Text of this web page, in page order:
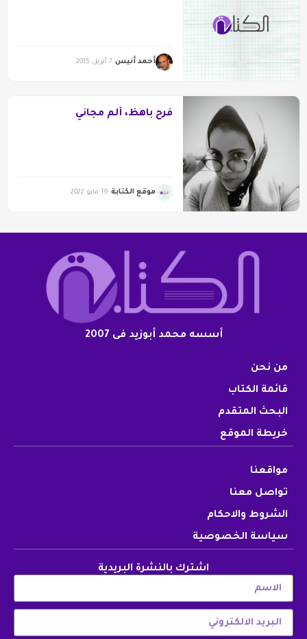
أحمد أنيس 7 أبريل 2015
فرح باهظ، ألم مجاني
موقع الكتابة 19 مايو 2022
أسسه محمد أبوزيد فى 2007
من نحن
قائمة الكتاب
البحث المتقدم
خريطة الموقع
مواقعنا
تواصل معنا
الشروط والاحكام
سياسة الخصوصية
اشترك بالنشرة البريدية